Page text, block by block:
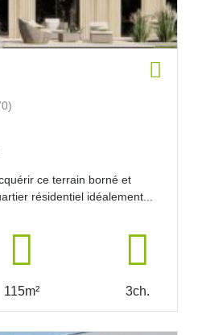
ce terrain borné et
résidentiel idéalement...
115m² 3ch.